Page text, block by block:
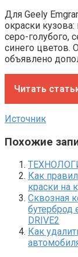
Для Geely
окраски
серо-голубого,
синего цветов.
объявлено
Читать
Источник
Похожие
Как
краски на
Сквозная
бутерброд
DRIVE2
Как